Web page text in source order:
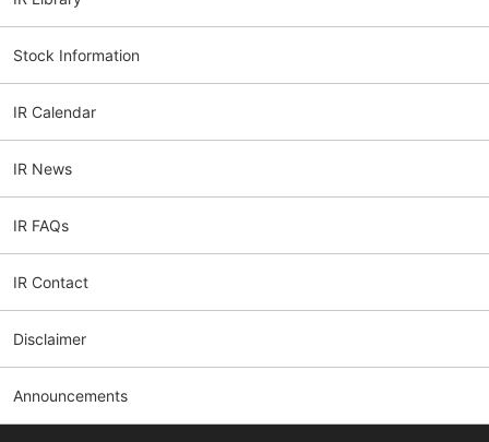
Stock Information
IR Calendar
IR News
IR FAQs
IR Contact
Disclaimer
Announcements